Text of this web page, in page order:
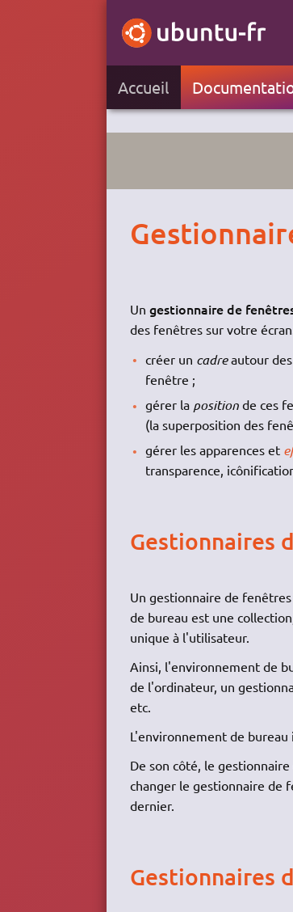
Accueil
Un gestionnaire de
des fenêtres sur votre
créer un cadreautour
fenêtre ;
gérer la position de ces
(la superposition des
gérer les apparences et
transparence,
Gestionnaires
Un gestionnaire de
de bureau est une
unique à l'utilisateur.
Ainsi, l'environnement de
de l'ordinateur, un
etc.
L'environnement de
De son côté, le
changer le gestionnaire de
dernier.
Gestionnaires